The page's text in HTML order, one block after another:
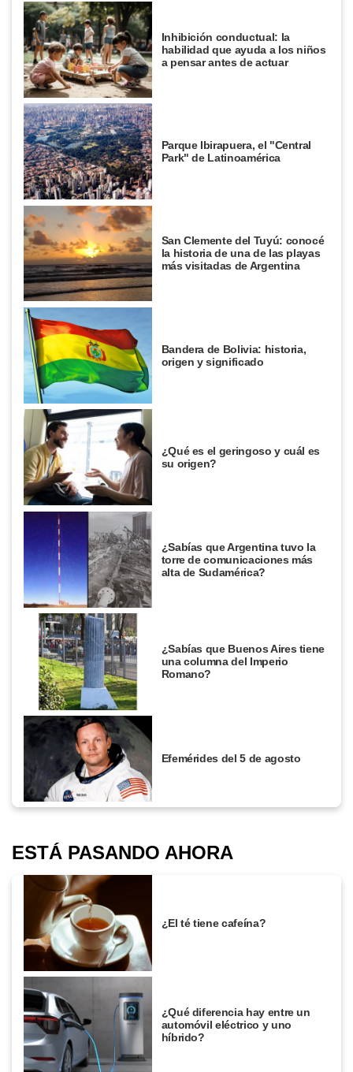
Inhibición conductual: la
habilidad que ayuda a los niños
a pensar antes de actuar
Parque Ibirapuera, el "Central
Park" de Latinoamérica
San Clemente del Tuyú: conocé
la historia de una de las playas
más visitadas de Argentina
Bandera de Bolivia: historia,
origen y significado
¿Qué es el geringoso y cuál es
su origen?
¿Sabías que Argentina tuvo la
torre de comunicaciones más
alta de Sudamérica?
¿Sabías que Buenos Aires tiene
una columna del Imperio
Romano?
Efemérides del 5 de agosto
ESTÁ PASANDO AHORA
¿El té tiene cafeína?
¿Qué diferencia hay entre un
automóvil eléctrico y uno
híbrido?